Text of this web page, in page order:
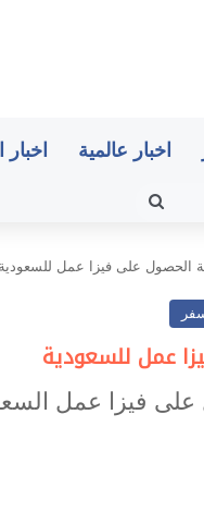
اخبار عالمية اخبار
الحصول على فيزا عمل للسعودية
عمل للسعودية
فيزا عمل السعودية